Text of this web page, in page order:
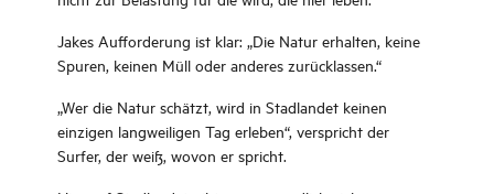
Jakes Aufforderung ist klar: „Die Natur erhalten, keine
Spuren, keinen Müll oder anderes zurücklassen.“
„Wer die Natur schätzt, wird in Stadlandet keinen
einzigen langweiligen Tag erleben“, verspricht der
Surfer, der weiß, wovon er spricht.